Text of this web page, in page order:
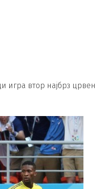
игра втор најбрз црвен